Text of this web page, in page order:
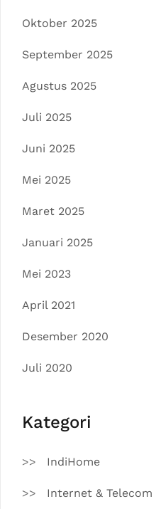
Oktober 2025
September 2025
Agustus 2025
Juli 2025
Juni 2025
Mei 2025
Maret 2025
Januari 2025
Mei 2023
April 2021
Desember 2020
Juli 2020
Kategori
IndiHome
Internet & Telecom